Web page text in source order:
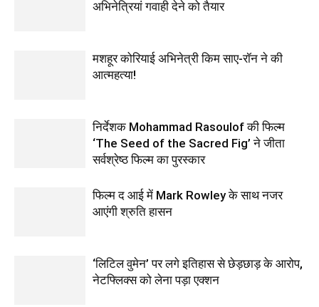
अभिनेत्रियां गवाही देने को तैयार
मशहूर कोरियाई अभिनेत्री किम साए-रॉन ने की
आत्महत्या!
निर्देशक Mohammad Rasoulof की फिल्म
‘The Seed of the Sacred Fig’ ने जीता
सर्वश्रेष्ठ फिल्म का पुरस्कार
फिल्‍म द आई में Mark Rowley के साथ नजर
आएंगी श्रुति हासन
‘लिटिल वुमेन’ पर लगे इतिहास से छेड़छाड़ के आरोप,
नेटफ्लिक्स को लेना पड़ा एक्‍शन